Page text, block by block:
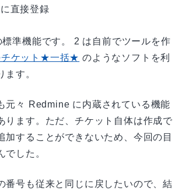
直接登録
準機能です。 2 は自前でツールを作
チケット★一括★ のようなソフトを利
ます。
元々 Redmine に内蔵されている機能
ります。ただ、チケット自体は作成で
加することができないため、今回の目
でした。
番号も従来と同じに戻したいので、結